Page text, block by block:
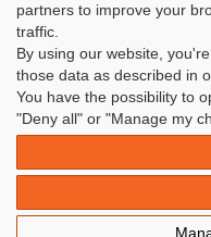
Guide Asso
Communication Asso
Inscriptions évènements
partners to improve your
traffic.
By using our website,
those data as described in
You have the possibility to
"Deny all" or "Manage my